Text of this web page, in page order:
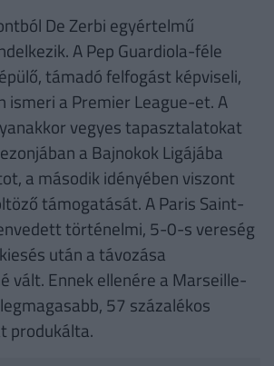
De Zerbi egyértelmű
A Pep Guardiola-féle
támadó felfogást képviseli,
ismeri a Premier League-et. A
vegyes tapasztalatokat
a Bajnokok Ligájába
a második idényében viszont
támogatását. A Paris Saint-
történelmi, 5-0-s vereség
után a távozása
vált. Ennek ellenére a Marseille-
57 százalékos
produkálta.